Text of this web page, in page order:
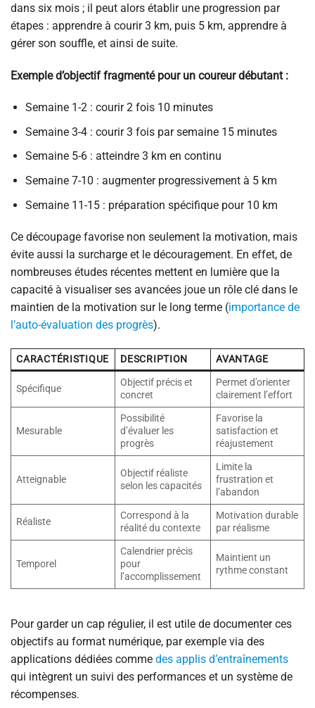
dans six mois ; il peut alors établir une progression par
étapes : apprendre à courir 3 km, puis 5 km, apprendre à
gérer son souffle, et ainsi de suite.
Exemple d’objectif fragmenté pour un coureur débutant :
Semaine 1-2 : courir 2 fois 10 minutes
Semaine 3-4 : courir 3 fois par semaine 15 minutes
Semaine 5-6 : atteindre 3 km en continu
Semaine 7-10 : augmenter progressivement à 5 km
Semaine 11-15 : préparation spécifique pour 10 km
Ce découpage favorise non seulement la motivation, mais
évite aussi la surcharge et le découragement. En effet, de
nombreuses études récentes mettent en lumière que la
capacité à visualiser ses avancées joue un rôle clé dans le
maintien de la motivation sur le long terme (importance de
l’auto-évaluation des progrès).
CARACTÉRISTIQUE DESCRIPTION AVANTAGE
Spécifique
Objectif précis et
concret
Permet d’orienter
clairement l’effort
Mesurable
Possibilité
d’évaluer les
progrès
Favorise la
satisfaction et
réajustement
Atteignable
Objectif réaliste
selon les capacités
Limite la
frustration et
l’abandon
Réaliste
Correspond à la
réalité du contexte
Motivation durable
par réalisme
Temporel
Calendrier précis
pour
l’accomplissement
Maintient un
rythme constant
Pour garder un cap régulier, il est utile de documenter ces
objectifs au format numérique, par exemple via des
applications dédiées comme des applis d’entraînements
qui intègrent un suivi des performances et un système de
récompenses.